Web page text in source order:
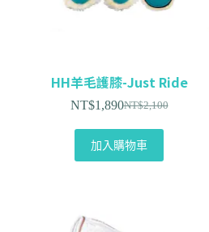
HH羊毛護膝-Just Ride
NT$2,100
NT$1,890
加入購物車